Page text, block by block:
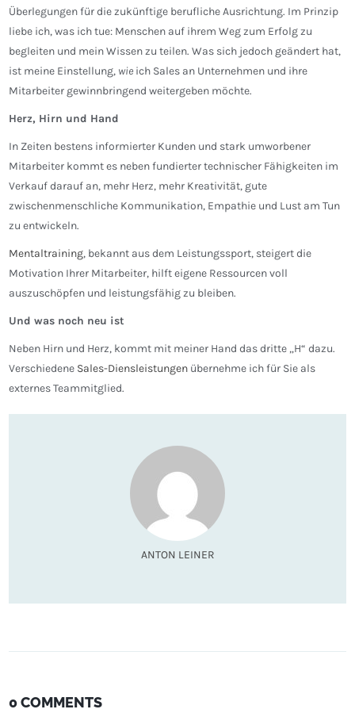
Überlegungen für die zukünftige berufliche Ausrichtung. Im Prinzip
liebe ich, was ich tue: Menschen auf ihrem Weg zum Erfolg zu
begleiten und mein Wissen zu teilen. Was sich jedoch geändert hat,
ist meine Einstellung, wie ich Sales an Unternehmen und ihre
Mitarbeiter gewinnbringend weitergeben möchte.
Herz, Hirn und Hand
In Zeiten bestens informierter Kunden und stark umworbener
Mitarbeiter kommt es neben fundierter technischer Fähigkeiten im
Verkauf darauf an, mehr Herz, mehr Kreativität, gute
zwischenmenschliche Kommunikation, Empathie und Lust am Tun
zu entwickeln.
Mentaltraining, bekannt aus dem Leistungssport, steigert die
Motivation Ihrer Mitarbeiter, hilft eigene Ressourcen voll
auszuschöpfen und leistungsfähig zu bleiben.
Und was noch neu ist
Neben Hirn und Herz, kommt mit meiner Hand das dritte „H“ dazu.
Verschiedene Sales-Diensleistungen übernehme ich für Sie als
externes Teammitglied.
ANTON LEINER
0 COMMENTS